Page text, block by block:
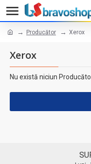
Producător Xerox
Xerox
Nu există niciun